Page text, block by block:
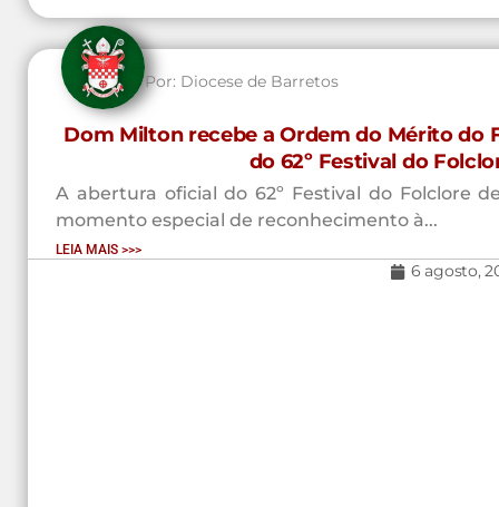
Por: Diocese de Barretos
Dom Milton recebe a Ordem do Mérito do
do 62º Festival do
A abertura oficial do 62º Festival do Folclore
momento especial de reconhecimento à...
LEIA MAIS >>>
6 agosto,